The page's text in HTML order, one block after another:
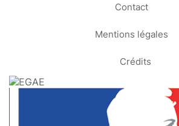
Contact
Mentions légales
Crédits